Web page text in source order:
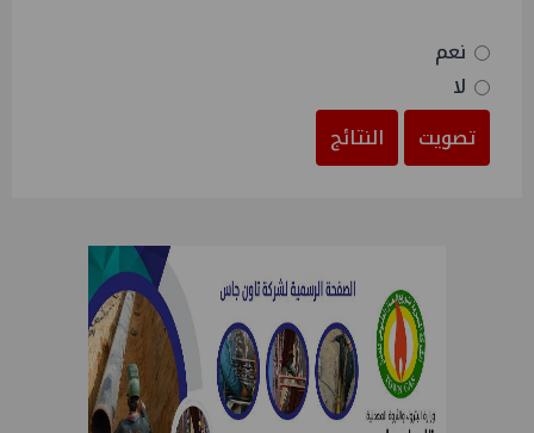
نعم
لا
تصويت
النتائج